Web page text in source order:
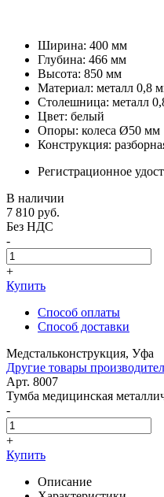
Ширина: 400 мм
Глубина: 466 мм
Высота: 850 мм
Материал: металл 0,8
Столешница: металл
Цвет: белый
Опоры: колеса Ø50 мм
Конструкция:
Регистрационное
В наличии
7 810 руб.
Без НДС
-
+
Купить
Способ оплаты
Способ доставки
Медстальконструкция, Уфа
Другие товары
Арт. 8007
Тумба медицинская
-
+
Купить
Описание